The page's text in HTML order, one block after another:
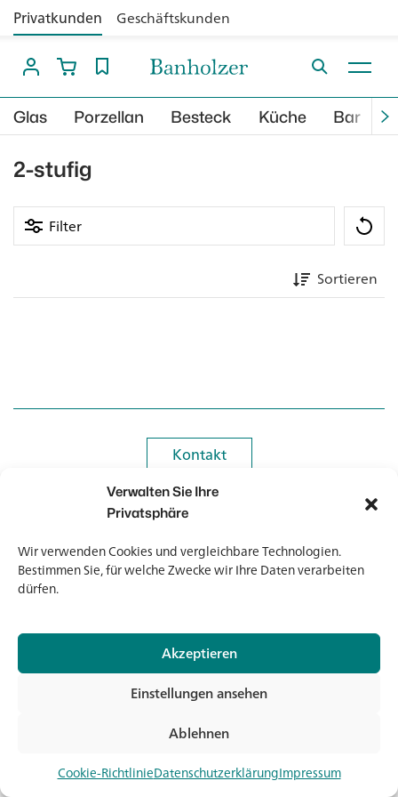
Verwalten Sie Ihre
Privatsphäre
Wir verwenden Cookies und vergleichbare Technologien.
Bestimmen Sie, für welche Zwecke wir Ihre Daten verarbeiten
dürfen.
Akzeptieren
Ablehnen
Einstellungen ansehen
Cookie-RichtlinieDatenschutzerklärungImpressum
Privatkunden Geschäftskunden
Glas Porzellan Besteck Küche Bar
2-stufig
Filter
Sortieren
Kontakt
Kontakt
Newsletter
Newsletter
© 2026 Banholzer AG
Impressum
Datenschutz
AGB